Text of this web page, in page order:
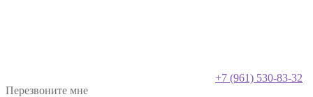
+7 (961) 530-83-32
Перезвоните мне